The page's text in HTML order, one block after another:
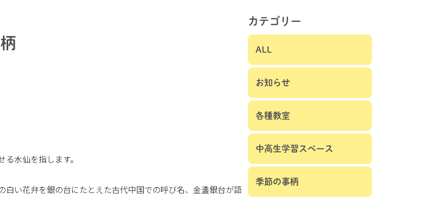
水仙を指します。
い花弁を銀の台にたとえた古代中国での呼び名、金盞銀台が語
カテゴリー
ALL
お知らせ
各種教室
中高生学習スペース
季節の事柄